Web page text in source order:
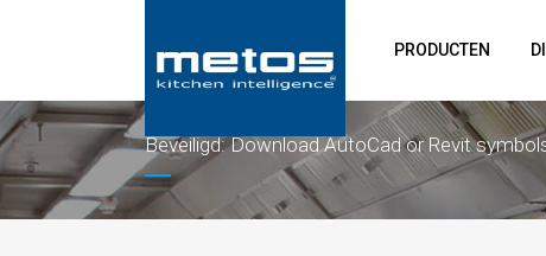
PRODUCTEN
Beveiligd: Download AutoCad or Revit